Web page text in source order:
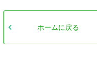
ホームに戻る